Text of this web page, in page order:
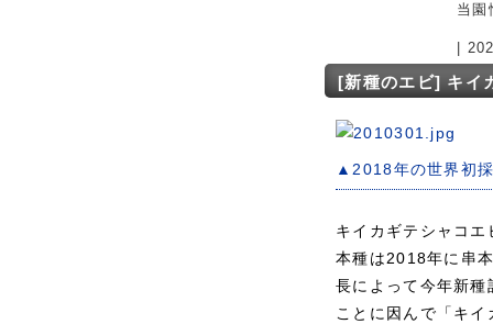
当園
|
[新種のエビ] キイ
▲2018年の世界初
キイカギテシャコ
本種は2018年に串
長によって今年新
ことに因んで「キ